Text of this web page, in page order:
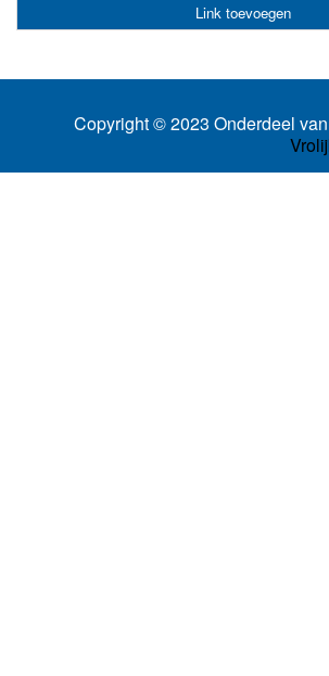
Link toevoegen
Copyright © 2023 Onderdeel van